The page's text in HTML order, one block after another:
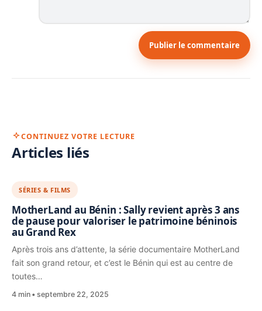
Publier le commentaire
CONTINUEZ VOTRE LECTURE
Articles liés
SÉRIES & FILMS
MotherLand au Bénin : Sally revient après 3 ans
de pause pour valoriser le patrimoine béninois
au Grand Rex
Après trois ans d’attente, la série documentaire MotherLand
fait son grand retour, et c’est le Bénin qui est au centre de
toutes…
4 min septembre 22, 2025